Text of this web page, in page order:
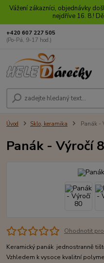
Vážení zákazníci, objednávky
nejdříve 16. 8.!
+420 607 227 505
(Po-Pá, 9-17 hod.)
Úvod Sklo, keramika Panák -
Panák - Výročí
Ohodnotit
Keramický panák jednostranně
Vzhledem k vysoce kvalitní